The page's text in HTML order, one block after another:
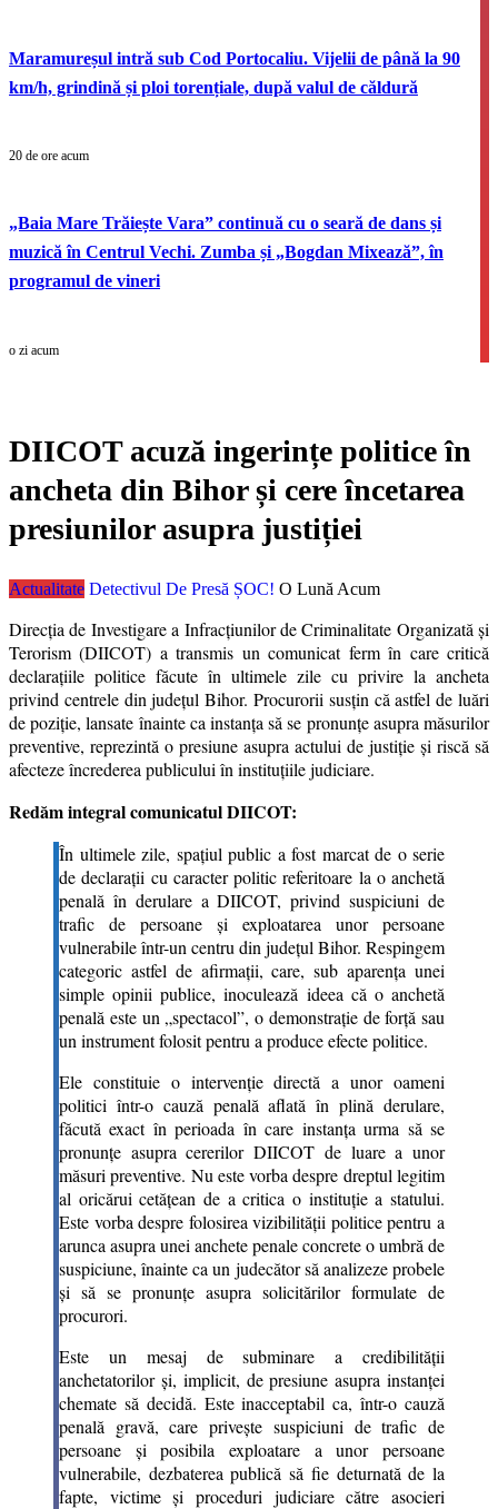
Maramureșul intră sub Cod Portocaliu. Vijelii de până la 90
km/h, grindină și ploi torențiale, după valul de căldură
20 de ore acum
„Baia Mare Trăiește Vara” continuă cu o seară de dans și
muzică în Centrul Vechi. Zumba și „Bogdan Mixează”, în
programul de vineri
o zi acum
DIICOT acuză ingerințe politice în
ancheta din Bihor și cere încetarea
presiunilor asupra justiției
Actualitate Detectivul De Presă ȘOC! O Lună Acum
Direcția de Investigare a Infracțiunilor de Criminalitate Organizată și
Terorism (DIICOT) a transmis un comunicat ferm în care critică
declarațiile politice făcute în ultimele zile cu privire la ancheta
privind centrele din județul Bihor. Procurorii susțin că astfel de luări
de poziție, lansate înainte ca instanța să se pronunțe asupra măsurilor
preventive, reprezintă o presiune asupra actului de justiție și riscă să
afecteze încrederea publicului în instituțiile judiciare.
Redăm integral comunicatul DIICOT:
În ultimele zile, spațiul public a fost marcat de o serie
de declarații cu caracter politic referitoare la o anchetă
penală în derulare a DIICOT, privind suspiciuni de
trafic de persoane și exploatarea unor persoane
vulnerabile într-un centru din județul Bihor. Respingem
categoric astfel de afirmații, care, sub aparența unei
simple opinii publice, inoculează ideea că o anchetă
penală este un „spectacol”, o demonstrație de forță sau
un instrument folosit pentru a produce efecte politice.
Ele constituie o intervenție directă a unor oameni
politici într-o cauză penală aflată în plină derulare,
făcută exact în perioada în care instanța urma să se
pronunțe asupra cererilor DIICOT de luare a unor
măsuri preventive. Nu este vorba despre dreptul legitim
al oricărui cetățean de a critica o instituție a statului.
Este vorba despre folosirea vizibilității politice pentru a
arunca asupra unei anchete penale concrete o umbră de
suspiciune, înainte ca un judecător să analizeze probele
și să se pronunțe asupra solicitărilor formulate de
procurori.
Este un mesaj de subminare a credibilității
anchetatorilor și, implicit, de presiune asupra instanței
chemate să decidă. Este inacceptabil ca, într-o cauză
penală gravă, care privește suspiciuni de trafic de
persoane și posibila exploatare a unor persoane
vulnerabile, dezbaterea publică să fie deturnată de la
fapte, victime și proceduri judiciare către asocieri